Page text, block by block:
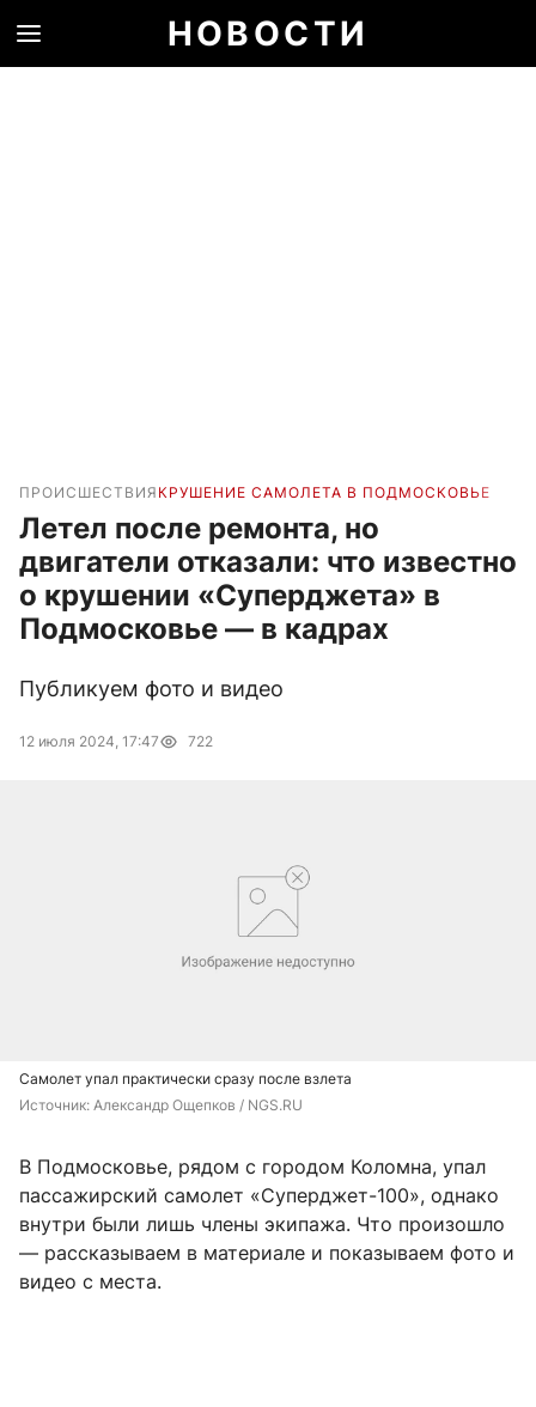
НОВОСТИ
ПРОИСШЕСТВИЯ КРУШЕНИЕ САМОЛЕТА В ПОДМОСКОВЬЕ
Летел после ремонта, но
двигатели отказали: что известно
о крушении «Суперджета» в
Подмосковье — в кадрах
Публикуем фото и видео
12 июля 2024, 17:47 722
Самолет упал практически сразу после взлета
Источник: Александр Ощепков / NGS.RU
В Подмосковье, рядом с городом Коломна, упал
пассажирский самолет «Суперджет-100», однако
внутри были лишь члены экипажа. Что произошло
— рассказываем в материале и показываем фото и
видео с места.